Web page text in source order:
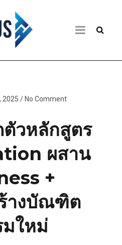
/ No Comment
ตัวหลักสูตร
ผสาน
+
างบัณฑิต
ใหม่